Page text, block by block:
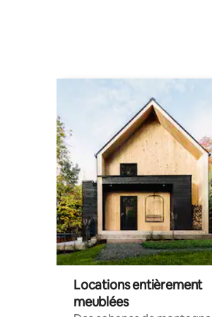
Locations entièrement
meublées